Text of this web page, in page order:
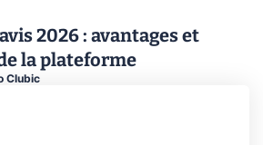
2026 : avantages et
la plateforme
Clubic